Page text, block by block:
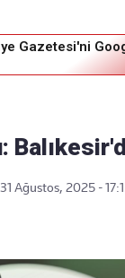
Gazetesi'ni
31 Ağustos, 2025 -